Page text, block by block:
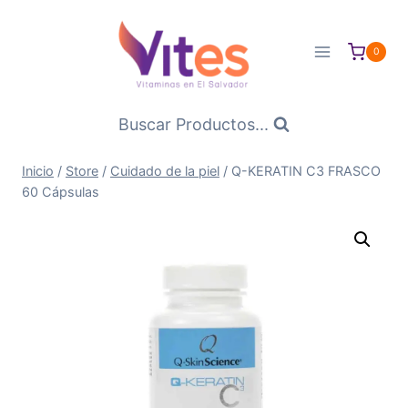
0
Buscar Productos...
Inicio / Store / Cuidado de la piel / Q-KERATIN C3 FRASCO
60 Cápsulas